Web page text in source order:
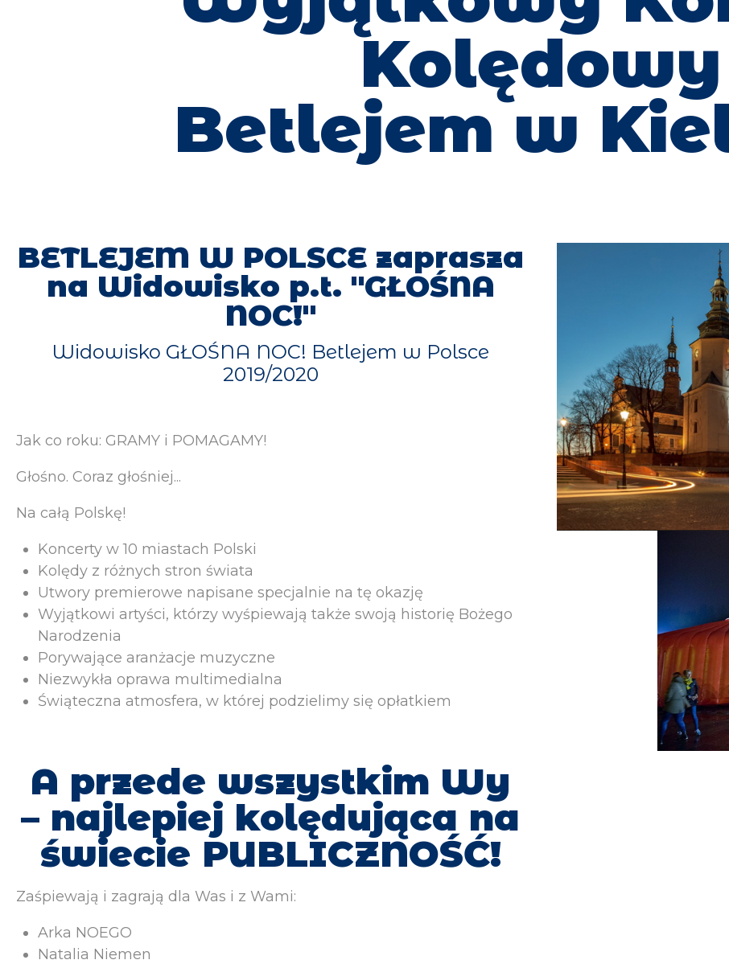
Kolędowy
Betlejem w
BETLEJEM W POLSCE zaprasza
na Widowisko p.t. "GŁOŚNA
NOC!"
Widowisko GŁOŚNA NOC! Betlejem w Polsce
2019/2020
Jak co roku: GRAMY i POMAGAMY!
Głośno. Coraz głośniej...
Na całą Polskę!
Koncerty w 10 miastach Polski
Kolędy z różnych stron świata
Utwory premierowe napisane specjalnie na tę okazję
Wyjątkowi artyści, którzy wyśpiewają także swoją historię Bożego
Narodzenia
Porywające aranżacje muzyczne
Niezwykła oprawa multimedialna
Świąteczna atmosfera, w której podzielimy się opłatkiem
A przede wszystkim Wy
– najlepiej kolędująca na
świecie PUBLICZNOŚĆ!
Zaśpiewają i zagrają dla Was i z Wami:
Arka NOEGO
Natalia Niemen